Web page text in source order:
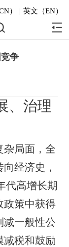
） | 英文（EN）
争
、治理
杂局面，全
经济史，
代高增长期
政策中获得
减一般性公
减税和鼓励